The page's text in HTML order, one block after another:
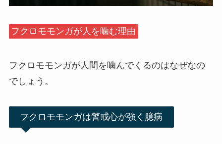
フクロモモンガが人を噛む理由
フクロモモンガが人間を噛んでくるのはなぜなの
でしょう。
フクロモモンガは警戒心が強く臆病